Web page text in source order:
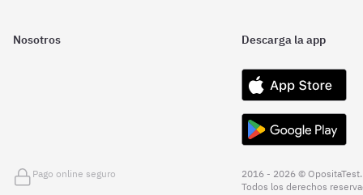
Nosotros Descarga la app
Pago online seguro
2016 - 2026 © OpositaTest.
Todos los derechos